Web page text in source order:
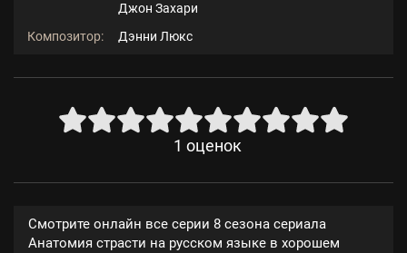
Джон Захари
Композитор:
Дэнни Люкс
1 оценок
Смотрите онлайн все серии 8 сезона сериала
Анатомия страсти на русском языке в хорошем